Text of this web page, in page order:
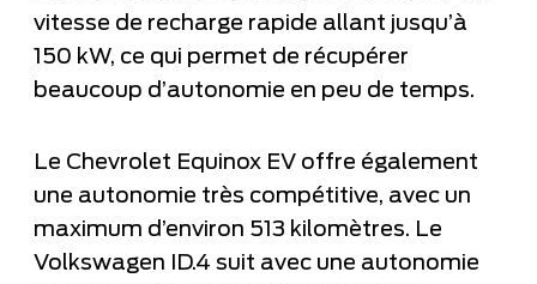
vitesse de recharge rapide allant jusqu’à
150 kW, ce qui permet de récupérer
beaucoup d’autonomie en peu de temps.
Le Chevrolet Equinox EV offre également
une autonomie très compétitive, avec un
maximum d’environ 513 kilomètres. Le
Volkswagen ID.4 suit avec une autonomie